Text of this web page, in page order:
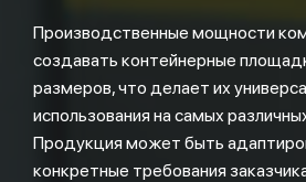
Производственные мощности
создавать контейнерные
размеров, что делает их
использования на самых
Продукция может быть
конкретные требования